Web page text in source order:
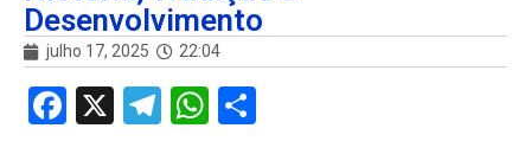
Desenvolvimento
julho 17, 2025 22:04
F
X
T
W